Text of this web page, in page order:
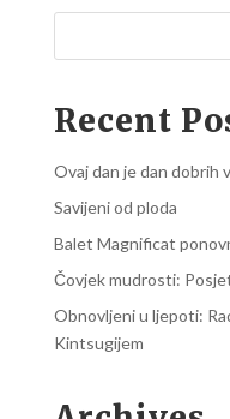
Recent
Ovaj dan je dan dobrih
Savijeni od ploda
Balet Magnificat
Čovjek mudrosti:
Obnovljeni u ljepoti:
Kintsugijem